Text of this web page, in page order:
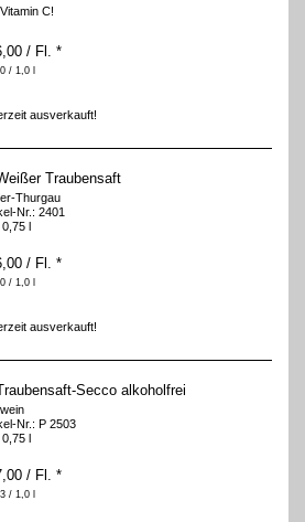
C!
/ Fl. *
/ 1,0 l
ausverkauft!
Traubensaft
Thurgau
Nr.: 2401
l
/ Fl. *
/ 1,0 l
ausverkauft!
Secco alkoholfrei
Nr.: P 2503
l
/ Fl. *
/ 1,0 l